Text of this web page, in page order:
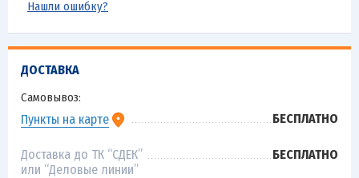
ДОСТАВКА
Самовывоз:
Пункты на карте БЕСПЛАТНО
Доставка до ТК “СДЕК”
или “Деловые линии”
БЕСПЛАТНО
Нашли ошибку?